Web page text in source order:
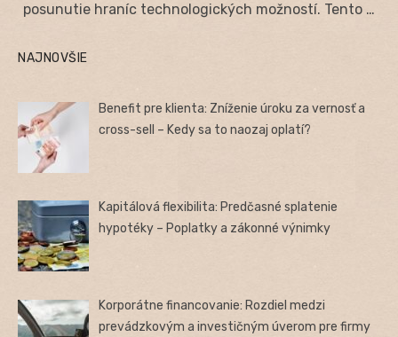
posunutie hraníc technologických možností. Tento …
NAJNOVŠIE
Benefit pre klienta: Zníženie úroku za vernosť a
cross-sell – Kedy sa to naozaj oplatí?
Kapitálová flexibilita: Predčasné splatenie
hypotéky – Poplatky a zákonné výnimky
Korporátne financovanie: Rozdiel medzi
prevádzkovým a investičným úverom pre firmy